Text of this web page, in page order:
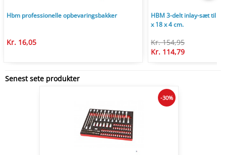
Hbm professionelle opbevaringsbakker
Kr. 16,05
HBM 3-delt inlay-sæt til
x 18 x 4 cm.
Kr. 154,95
Kr. 114,79
Senest sete produkter
-30%